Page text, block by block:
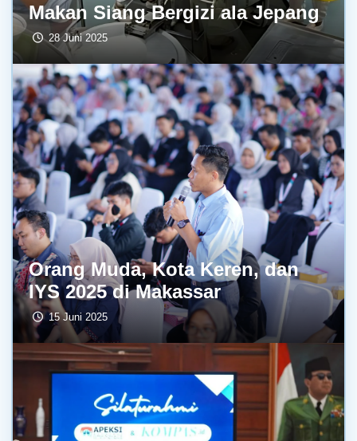
Makan Siang Bergizi ala Jepang
28 Juni 2025
Orang Muda, Kota Keren, dan
IYS 2025 di Makassar
15 Juni 2025